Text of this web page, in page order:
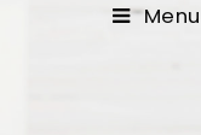
Menu